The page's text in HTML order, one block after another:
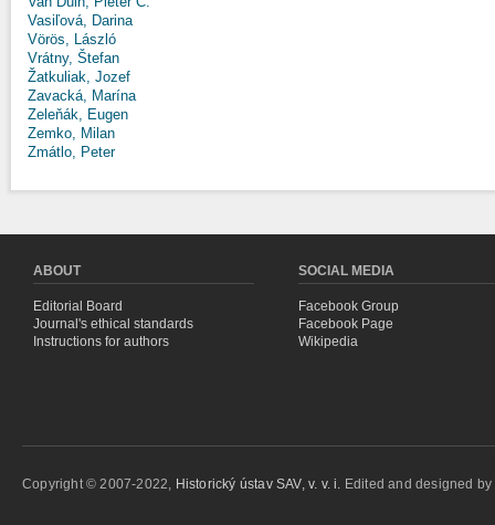
Vasiľová, Darina
Vörös, László
Vrátny, Štefan
Žatkuliak, Jozef
Zavacká, Marína
Zeleňák, Eugen
Zemko, Milan
Zmátlo, Peter
ABOUT
Editorial Board
Journal's ethical standards
Instructions for authors
SOCIAL MEDIA
Facebook Group
Facebook Page
Wikipedia
Copyright © 2007-2022, Historický ústav SAV, v. v. i. Edited and designed by